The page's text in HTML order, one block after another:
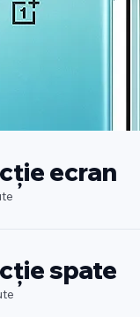
ecran
spate